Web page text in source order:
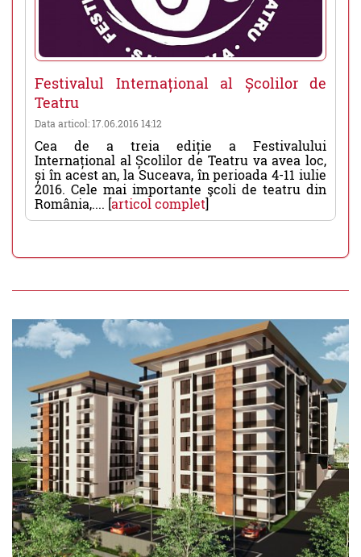
Festivalul Internațional al Școlilor de
Teatru
Data articol: 17.06.2016 14:12
Cea de a treia ediție a Festivalului
Internațional al Școlilor de Teatru va avea loc,
și în acest an, la Suceava, în perioada 4-11 iulie
2016. Cele mai importante şcoli de teatru din
România,.... [articol complet]